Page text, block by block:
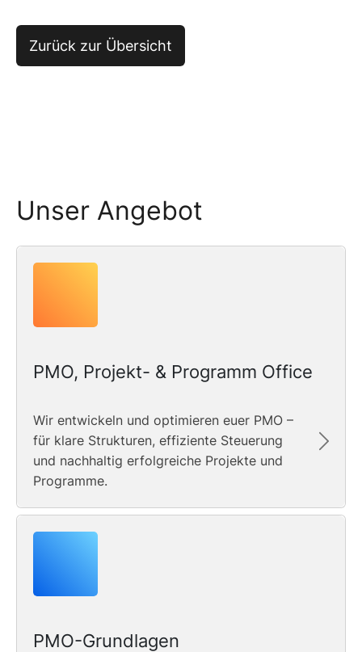
Zurück zur Übersicht
Unser Angebot
PMO, Projekt- & Programm Office
Wir entwickeln und optimieren euer PMO –
für klare Strukturen, effiziente Steuerung
und nachhaltig erfolgreiche Projekte und
Programme.
PMO-Grundlagen